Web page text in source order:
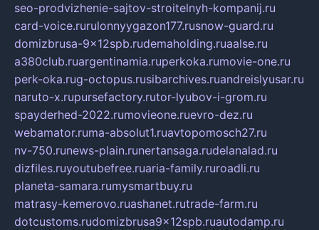
seo-prodvizhenie-sajtov-stroitelnyh-kompanij.ru
card-voice.rurulonnyygazon177.rusnow-guard.ru
domizbrusa-9x12spb.rudemaholding.ruaalse.ru
a380club.ruargentinamia.ruperkoka.rumovie-one.ru
perk-oka.rug-octopus.rusibarchives.ruandreislyusar.ru
naruto-x.rupursefactory.rutor-lyubov-i-grom.ru
spayderhed-2022.rumovieone.ruevro-dez.ru
webamator.ruma-absolut1.ruavtopomosch27.ru
nv-750.runews-plain.runertansaga.rudelanalad.ru
dizfiles.ruyoutubefree.ruaria-family.ruroadli.ru
planeta-samara.rumysmartbuy.ru
matrasy-kemerovo.ruashanet.rutrade-farm.ru
dotcustoms.rudomizbrusa9x12spb.ruautodamp.ru